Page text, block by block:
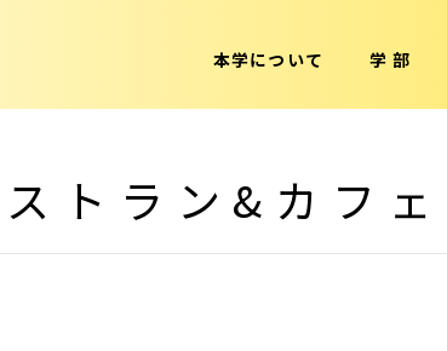
本学について 学 部
トラン&カフェ